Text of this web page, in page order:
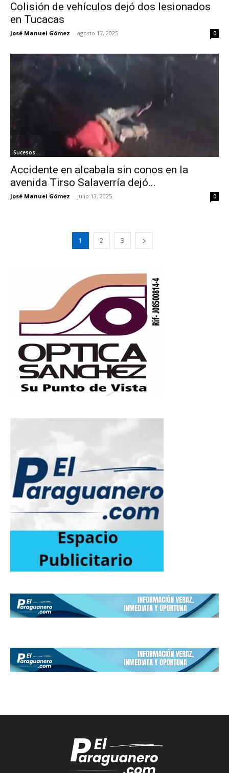
Colisión de vehículos dejó dos lesionados
en Tucacas
José Manuel Gómez - agosto 17, 2025 0
Sucesos
Accidente en alcabala sin conos en la
avenida Tirso Salaverría dejó...
José Manuel Gómez - julio 13, 2025 0
1 2 3